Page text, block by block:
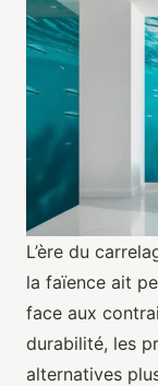
L’ère du
la faïence ait
face aux
durabilité, les
alternatives